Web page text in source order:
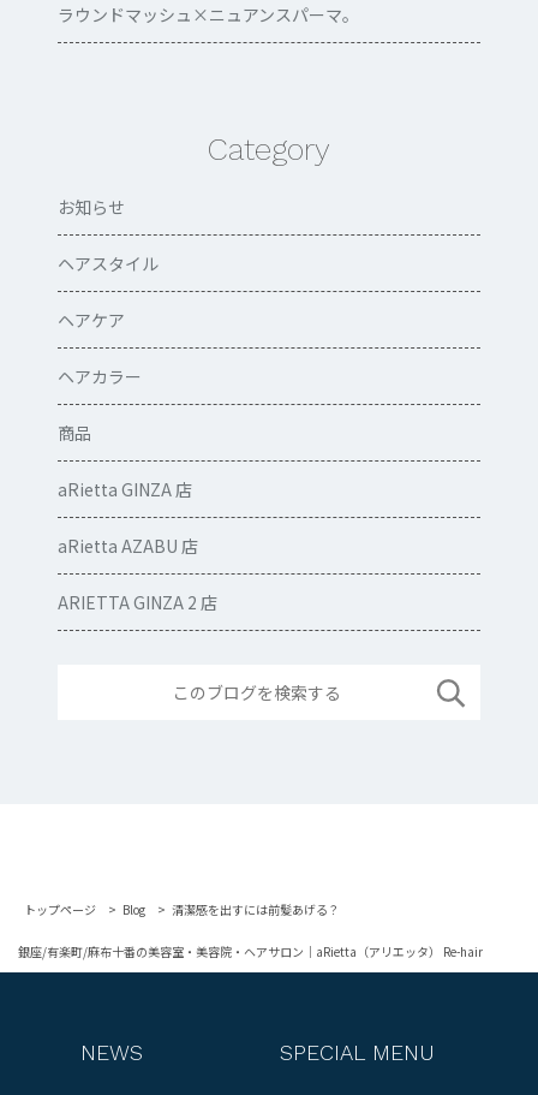
ラウンドマッシュ×ニュアンスパーマ。
Category
お知らせ
ヘアスタイル
ヘアケア
ヘアカラー
商品
aRietta GINZA 店
aRietta AZABU 店
ARIETTA GINZA 2 店
トップページ Blog 清潔感を出すには前髪あげる？
銀座/有楽町/麻布十番の美容室・美容院・ヘアサロン｜aRietta（アリエッタ） Re-hair
NEWS SPECIAL MENU